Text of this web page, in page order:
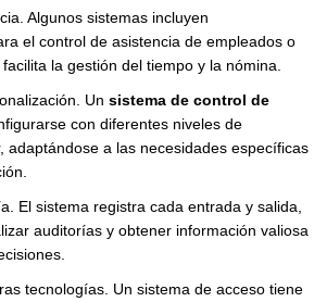
Algunos sistemas incluyen
el control de asistencia de empleados o
la gestión del tiempo y la nómina.
Un sistema de control de
con diferentes niveles de
adaptándose a las necesidades específicas
El sistema registra cada entrada y salida,
auditorías y obtener información valiosa
tecnologías. Un sistema de acceso tiene